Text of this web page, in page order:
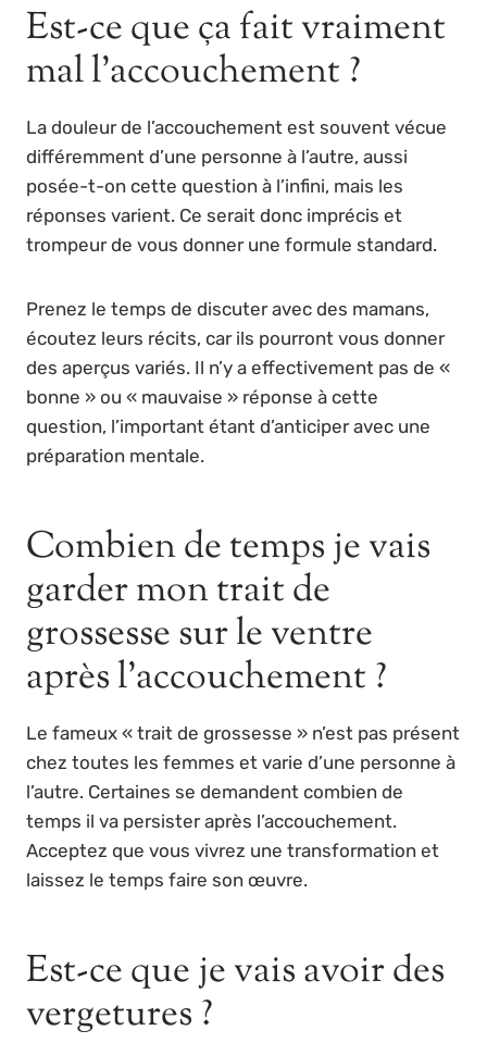
Est-ce que ça fait vraiment
mal l’accouchement ?
La douleur de l’accouchement est souvent vécue
différemment d’une personne à l’autre, aussi
posée-t-on cette question à l’infini, mais les
réponses varient. Ce serait donc imprécis et
trompeur de vous donner une formule standard.
Prenez le temps de discuter avec des mamans,
écoutez leurs récits, car ils pourront vous donner
des aperçus variés. Il n’y a effectivement pas de «
bonne » ou « mauvaise » réponse à cette
question, l’important étant d’anticiper avec une
préparation mentale.
Combien de temps je vais
garder mon trait de
grossesse sur le ventre
après l’accouchement ?
Le fameux « trait de grossesse » n’est pas présent
chez toutes les femmes et varie d’une personne à
l’autre. Certaines se demandent combien de
temps il va persister après l’accouchement.
Acceptez que vous vivrez une transformation et
laissez le temps faire son œuvre.
Est-ce que je vais avoir des
vergetures ?